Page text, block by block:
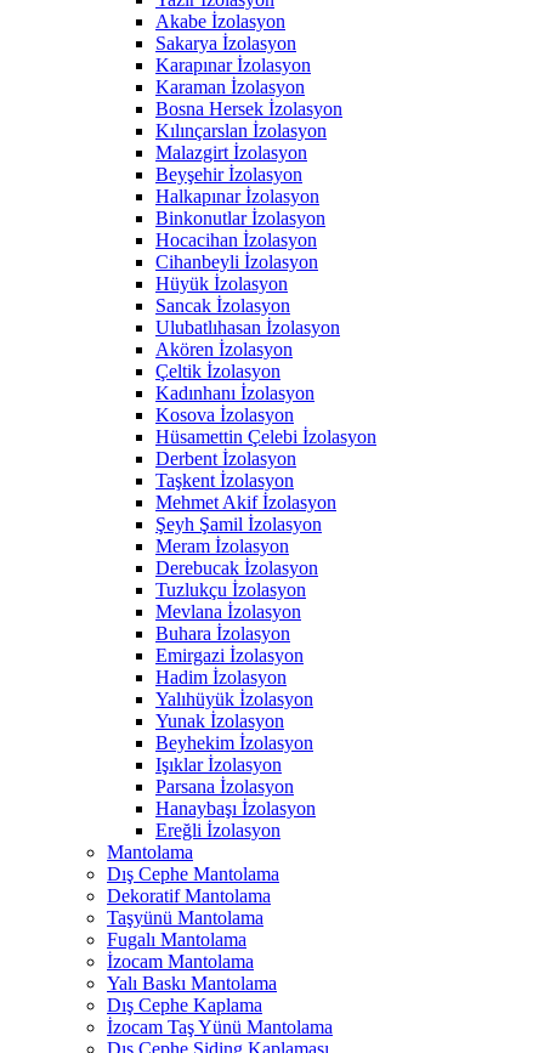
Akabe İzolasyon
Sakarya İzolasyon
Karapınar İzolasyon
Karaman İzolasyon
Bosna Hersek İzolasyon
Kılınçarslan İzolasyon
Malazgirt İzolasyon
Beyşehir İzolasyon
Halkapınar İzolasyon
Binkonutlar İzolasyon
Hocacihan İzolasyon
Cihanbeyli İzolasyon
Hüyük İzolasyon
Sancak İzolasyon
Ulubatlıhasan İzolasyon
Akören İzolasyon
Çeltik İzolasyon
Kadınhanı İzolasyon
Kosova İzolasyon
Hüsamettin Çelebi İzolasyon
Derbent İzolasyon
Taşkent İzolasyon
Mehmet Akif İzolasyon
Şeyh Şamil İzolasyon
Meram İzolasyon
Derebucak İzolasyon
Tuzlukçu İzolasyon
Mevlana İzolasyon
Buhara İzolasyon
Emirgazi İzolasyon
Hadim İzolasyon
Yalıhüyük İzolasyon
Yunak İzolasyon
Beyhekim İzolasyon
Işıklar İzolasyon
Parsana İzolasyon
Hanaybaşı İzolasyon
Ereğli İzolasyon
Mantolama
Dış Cephe Mantolama
Dekoratif Mantolama
Taşyünü Mantolama
Fugalı Mantolama
İzocam Mantolama
Yalı Baskı Mantolama
Dış Cephe Kaplama
İzocam Taş Yünü Mantolama